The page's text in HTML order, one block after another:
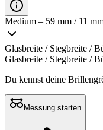
Medium – 59 mm / 11
Glasbreite / Stegbreite /
Glasbreite / Stegbreite /
Du kennst deine
Messung starten